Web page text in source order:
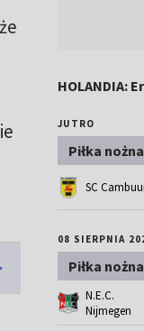
HOLANDIA:
JUTRO
Piłka nożna
SC
08 SIERPNIA
Piłka nożna
N.E.C.
Nijmegen